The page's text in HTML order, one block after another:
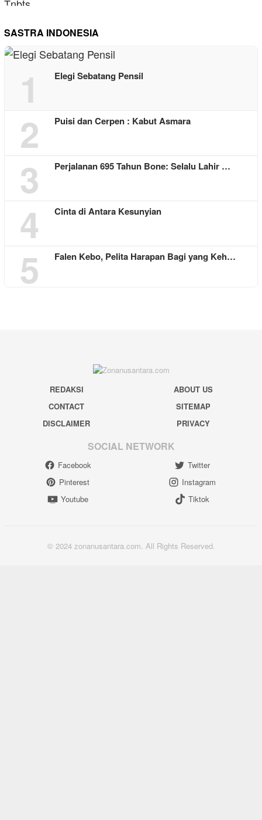
SASTRA INDONESIA
1 Elegi Sebatang Pensil
2 Puisi dan Cerpen : Kabut Asmara
3 Perjalanan 695 Tahun Bone: Selalu Lahir …
4 Cinta di Antara Kesunyian
5 Falen Kebo, Pelita Harapan Bagi yang Keh…
REDAKSI
ABOUT US
CONTACT
SITEMAP
DISCLAIMER
PRIVACY
SOCIAL NETWORK
Facebook
Twitter
Pinterest
Instagram
Youtube
Tiktok
© 2024 zonanusantara.com. All Rights Reserved.